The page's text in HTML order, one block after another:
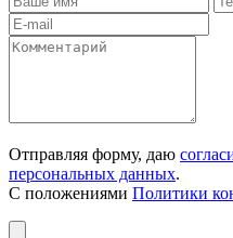
Отправляя форму, даю
персональных данных.
С положениями Политики